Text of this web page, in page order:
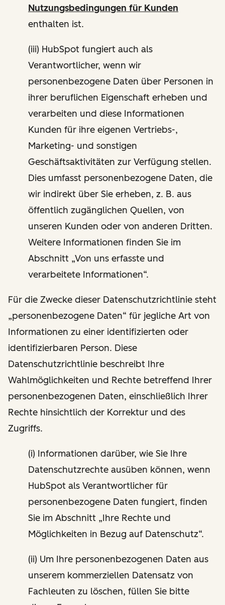
Nutzungsbedingungen für Kunden
enthalten ist.
(iii) HubSpot fungiert auch als
Verantwortlicher, wenn wir
personenbezogene Daten über Personen in
ihrer beruflichen Eigenschaft erheben und
verarbeiten und diese Informationen
Kunden für ihre eigenen Vertriebs-,
Marketing- und sonstigen
Geschäftsaktivitäten zur Verfügung stellen.
Dies umfasst personenbezogene Daten, die
wir indirekt über Sie erheben, z. B. aus
öffentlich zugänglichen Quellen, von
unseren Kunden oder von anderen Dritten.
Weitere Informationen finden Sie im
Abschnitt „Von uns erfasste und
verarbeitete Informationen“.
Für die Zwecke dieser Datenschutzrichtlinie steht
„personenbezogene Daten“ für jegliche Art von
Informationen zu einer identifizierten oder
identifizierbaren Person. Diese
Datenschutzrichtlinie beschreibt Ihre
Wahlmöglichkeiten und Rechte betreffend Ihrer
personenbezogenen Daten, einschließlich Ihrer
Rechte hinsichtlich der Korrektur und des
Zugriffs.
(i) Informationen darüber, wie Sie Ihre
Datenschutzrechte ausüben können, wenn
HubSpot als Verantwortlicher für
personenbezogene Daten fungiert, finden
Sie im Abschnitt „Ihre Rechte und
Möglichkeiten in Bezug auf Datenschutz“.
(ii) Um Ihre personenbezogenen Daten aus
unserem kommerziellen Datensatz von
Fachleuten zu löschen, füllen Sie bitte